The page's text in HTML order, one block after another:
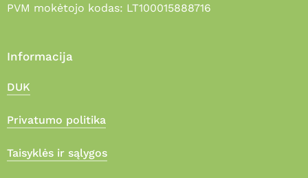
PVM mokėtojo kodas: LT100015888716
Informacija
DUK
Privatumo politika
Taisyklės ir sąlygos